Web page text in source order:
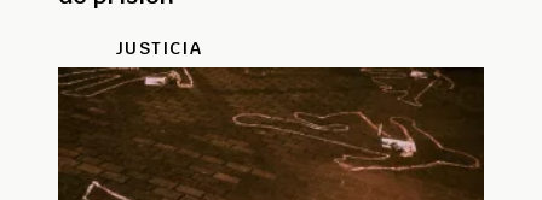
JUSTICIA